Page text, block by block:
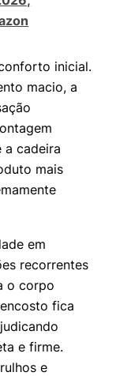
inicial.
macio, a
a cadeira
mais
em
recorrentes
o corpo
fica
e firme.
e